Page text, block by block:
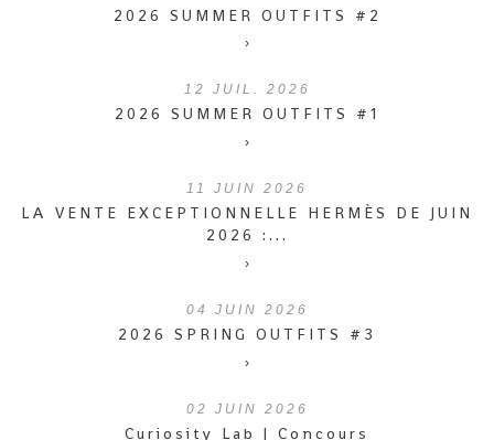
2026 SUMMER OUTFITS #2
›
12 JUIL. 2026
2026 SUMMER OUTFITS #1
›
11 JUIN 2026
LA VENTE EXCEPTIONNELLE HERMÈS DE JUIN
2026 :...
›
04 JUIN 2026
2026 SPRING OUTFITS #3
›
02 JUIN 2026
Curiosity Lab | Concours